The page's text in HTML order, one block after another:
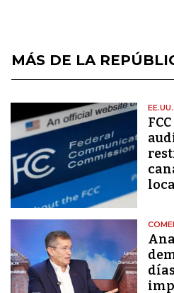
MÁS DE LA
EE.UU.